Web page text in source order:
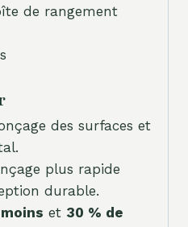
de rangement
des surfaces et
plus rapide
durable.
et 30 % de